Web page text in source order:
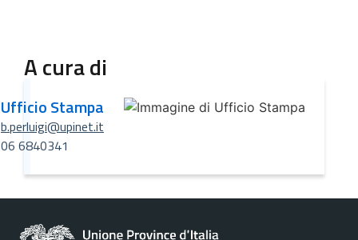
A cura di
Ufficio Stampa
b.perluigi@upinet.it
06 6840341